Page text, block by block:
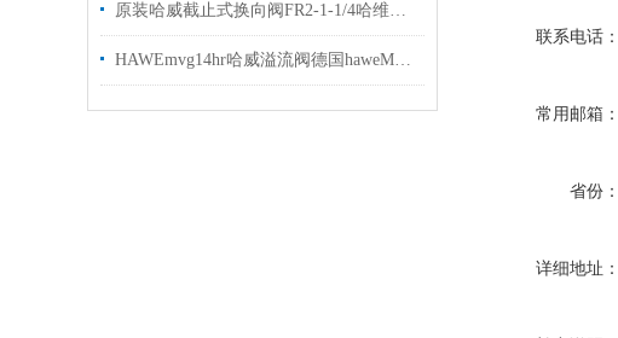
原装哈威截止式换向阀FR2-1-1/4哈维换向阀现货
HAWEmvg14hr哈威溢流阀德国haweMVG系列
联系电话：
常用邮箱：
省份：
详细地址：